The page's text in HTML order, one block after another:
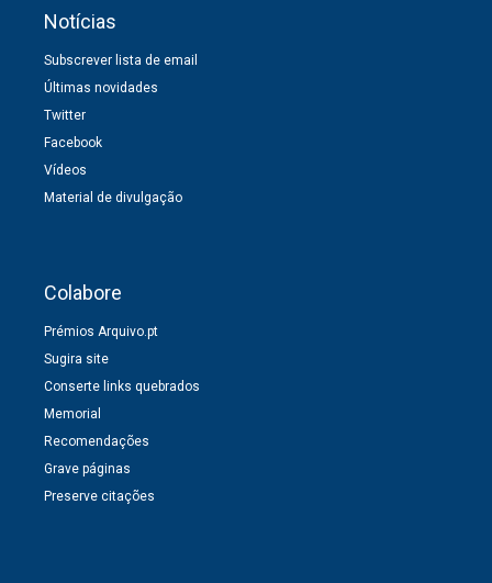
Notícias
Subscrever lista de email
Últimas novidades
Twitter
Facebook
Vídeos
Material de divulgação
Colabore
Prémios Arquivo.pt
Sugira site
Conserte links quebrados
Memorial
Recomendações
Grave páginas
Preserve citações